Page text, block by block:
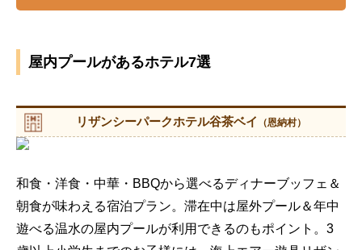
屋内プールがあるホテル7選
リザンシーパークホテル谷茶ベイ （恩納村）
和食・洋食・中華・BBQから選べるディナーブッフェ＆
朝食が味わえる宿泊プラン。滞在中は屋外プール＆年中
遊べる温水の屋内プールが利用できるのもポイント。3